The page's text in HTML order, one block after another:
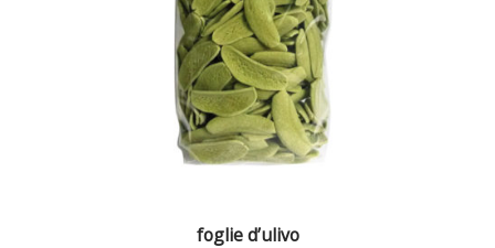
foglie d’ulivo